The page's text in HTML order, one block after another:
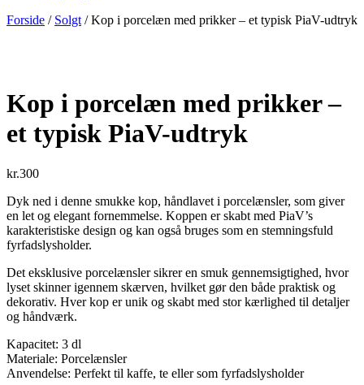
Forside / Solgt / Kop i porcelæn med prikker – et typisk PiaV-udtryk
Kop i porcelæn med prikker –
et typisk PiaV-udtryk
kr.300
Dyk ned i denne smukke kop, håndlavet i porcelænsler, som giver
en let og elegant fornemmelse. Koppen er skabt med PiaV’s
karakteristiske design og kan også bruges som en stemningsfuld
fyrfadslysholder.
Det eksklusive porcelænsler sikrer en smuk gennemsigtighed, hvor
lyset skinner igennem skærven, hvilket gør den både praktisk og
dekorativ. Hver kop er unik og skabt med stor kærlighed til detaljer
og håndværk.
Kapacitet: 3 dl
Materiale: Porcelænsler
Anvendelse: Perfekt til kaffe, te eller som fyrfadslysholder